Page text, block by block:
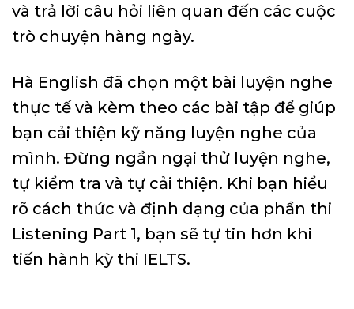
và trả lời câu hỏi liên quan đến các cuộc
trò chuyện hàng ngày.
Hà English đã chọn một bài luyện nghe
thực tế và kèm theo các bài tập để giúp
bạn cải thiện kỹ năng luyện nghe của
mình. Đừng ngần ngại thử luyện nghe,
tự kiểm tra và tự cải thiện. Khi bạn hiểu
rõ cách thức và định dạng của phần thi
Listening Part 1, bạn sẽ tự tin hơn khi
tiến hành kỳ thi IELTS.